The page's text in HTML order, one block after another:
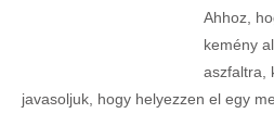
Ahhoz,
kemény
aszfaltra,
javasoljuk, hogy helyezzen el egy